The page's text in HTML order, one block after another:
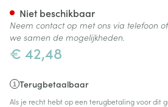
€ 42,48
Terugbetaalbaar
Als je recht hebt op een terugbetaling voor dit
Niet beschikbaar
Neem contact op met ons via telefoon
we samen de mogelijkheden.